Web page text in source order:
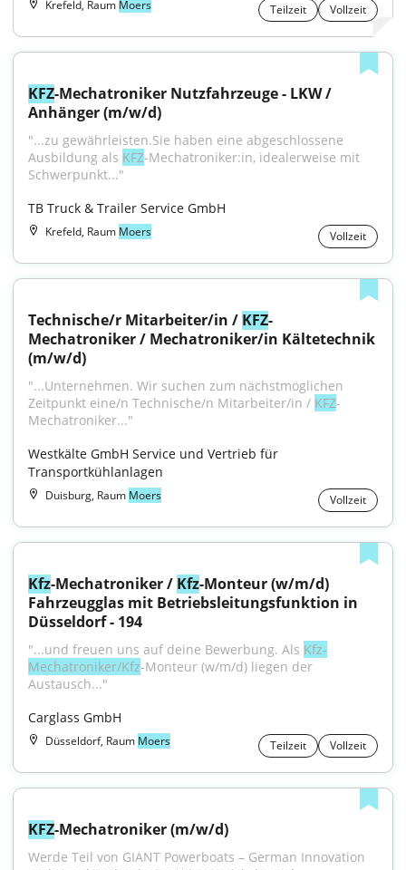
Krefeld, Raum Moers Teilzeit Vollzeit
KFZ-Mechatroniker Nutzfahrzeuge - LKW /
Anhänger (m/w/d)
"...zu gewährleisten.Sie haben eine abgeschlossene
Ausbildung als KFZ-Mechatroniker:in, idealerweise mit
Schwerpunkt..."
TB Truck & Trailer Service GmbH
Krefeld, Raum Moers Vollzeit
Technische/r Mitarbeiter/in / KFZ-
Mechatroniker / Mechatroniker/in Kältetechnik
(m/w/d)
"...Unternehmen. Wir suchen zum nächstmöglichen
Zeitpunkt eine/n Technische/n Mitarbeiter/in / KFZ-
Mechatroniker..."
Westkälte GmbH Service und Vertrieb für
Transportkühlanlagen
Duisburg, Raum Moers Vollzeit
Kfz-Mechatroniker / Kfz-Monteur (w/m/d)
Fahrzeugglas mit Betriebsleitungsfunktion in
Düsseldorf - 194
"...und freuen uns auf deine Bewerbung. Als Kfz-
Mechatroniker/Kfz-Monteur (w/m/d) liegen der
Austausch..."
Carglass GmbH
Düsseldorf, Raum Moers Teilzeit Vollzeit
KFZ-Mechatroniker (m/w/d)
Werde Teil von GIANT Powerboats – German Innovation